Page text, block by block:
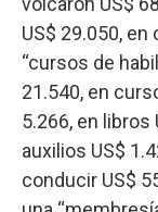
US$ 29.050,
“cursos de
21.540, en
5.266, en
auxilios US$
conducir US$